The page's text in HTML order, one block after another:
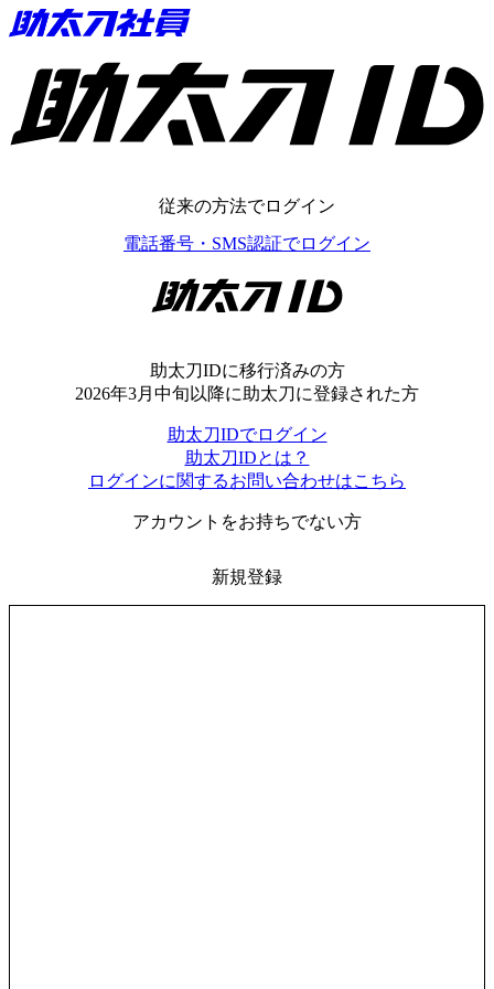
助太刀ID
従来の方法でログイン
電話番号・SMS認証でログイン
助太刀ID
助太刀IDに移行済みの方
2026年3月中旬以降に助太刀に登録された方
助太刀IDでログイン
助太刀IDとは？
ログインに関するお問い合わせはこちら
アカウントをお持ちでない方
新規登録